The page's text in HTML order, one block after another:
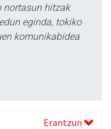
nortasun hitzak
eginda, tokiko
komunikabidea
Erantzun